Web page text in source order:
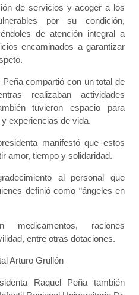
de servicios y acoger a los
por su condición,
de atención integral a
encaminados a garantizar
compartió con un total de
realizaban actividades
tuvieron espacio para
experiencias de vida.
manifestó que estos
amor, tiempo y solidaridad.
al personal que
definió como “ángeles en
medicamentos, raciones
entre otras dotaciones.
Arturo Grullón
Raquel Peña también